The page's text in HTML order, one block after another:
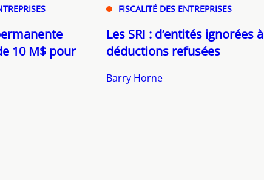
10 M$ pour
FISCALITÉ DES ENTREPRISES
Les SRI : d’entités ignorées à
déductions refusées
Barry Horne